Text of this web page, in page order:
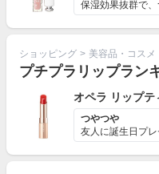
ショッピング > 美容品・コスメ
プチプラリップラン
オペラ リップテ
つやつや